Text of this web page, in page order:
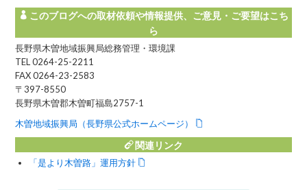
このブログへの取材依頼や情報提供、ご意見・ご要望はこち
ら
長野県木曽地域振興局総務管理・環境課
TEL 0264-25-2211
FAX 0264-23-2583
〒397-8550
長野県木曽郡木曽町福島2757-1
木曽地域振興局（長野県公式ホームページ）
関連リンク
「是より木曽路」運用方針